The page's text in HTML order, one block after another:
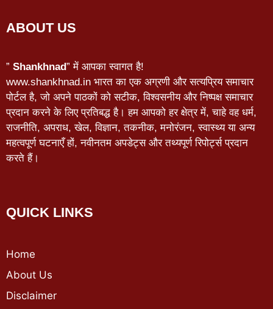
ABOUT US
” Shankhnad” में आपका स्वागत है!
www.shankhnad.in भारत का एक अग्रणी और सत्यप्रिय समाचार
पोर्टल है, जो अपने पाठकों को सटीक, विश्वसनीय और निष्पक्ष समाचार
प्रदान करने के लिए प्रतिबद्ध है। हम आपको हर क्षेत्र में, चाहे वह धर्म,
राजनीति, अपराध, खेल, विज्ञान, तकनीक, मनोरंजन, स्वास्थ्य या अन्य
महत्वपूर्ण घटनाएँ हों, नवीनतम अपडेट्स और तथ्यपूर्ण रिपोर्ट्स प्रदान
करते हैं।
QUICK LINKS
Home
About Us
Disclaimer